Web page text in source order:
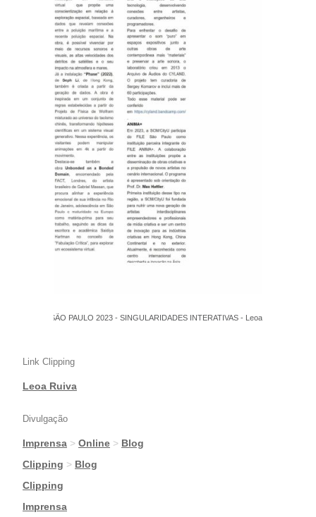
FILE SÃO PAULO 2023 - SINGULARIDADES INTERATIVAS - Leoa Ruiva
Link Clipping
Leoa Ruiva
Divulgação
Imprensa > Online > Blog
|Clipping > Blog
|Clipping
|Imprensa